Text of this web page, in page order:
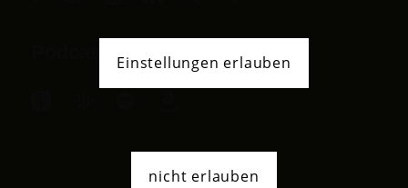
Einstellungen erlauben
nicht erlauben